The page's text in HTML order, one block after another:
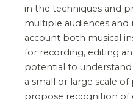
in the techniques and
multiple audiences and
account both musical
for recording, editing
potential to
a small or large scale
propose recognition of